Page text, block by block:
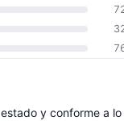
y conforme a lo